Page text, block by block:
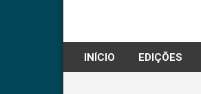
INÍCIO EDIÇÕES